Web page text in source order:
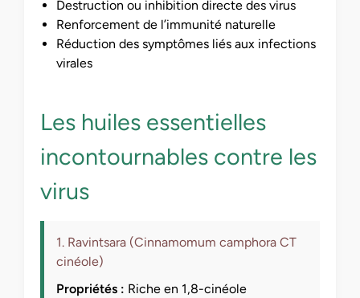
Destruction ou inhibition directe des virus
Renforcement de l’immunité naturelle
Réduction des symptômes liés aux infections
virales
Les huiles essentielles
incontournables contre les
virus
1. Ravintsara (Cinnamomum camphora CT
cinéole)
Propriétés : Riche en 1,8-cinéole